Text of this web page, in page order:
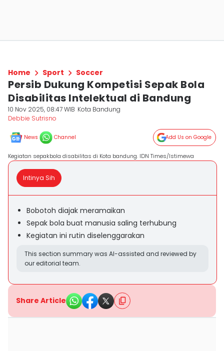
Home Sport Soccer
Persib Dukung Kompetisi Sepak Bola
Disabilitas Intelektual di Bandung
10 Nov 2025, 08:47 WIB Kota Bandung
Debbie Sutrisno
News Channel Add Us on Google
Kegiatan sepakbola disabilitas di Kota bandung. IDN Times/Istimewa
Intinya Sih
Bobotoh diajak meramaikan
Sepak bola buat manusia saling terhubung
Kegiatan ini rutin diselenggarakan
This section summary was AI-assisted and reviewed by
our editorial team.
Share Article